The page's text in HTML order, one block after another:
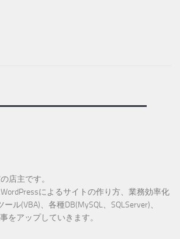
店主です。
によるサイトの作り方、業務効率化
ル(VBA)、各種DB(MySQL、SQLServer)、
をアップしていきます。